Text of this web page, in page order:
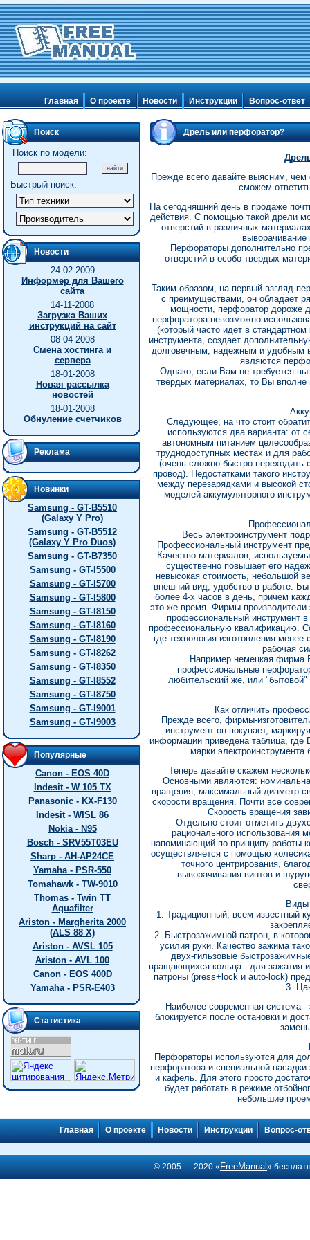
Главная О проекте Новости Инструкции Вопрос-ответ
Поиск
Поиск по модели:
Быстрый поиск:
Новости
24-02-2009
Информер для Вашего
сайта
14-11-2008
Загрузка Ваших
инструкций на сайт
08-04-2008
Смена хостинга и
сервера
18-01-2008
Новая рассылка
новостей
18-01-2008
Обнуление счетчиков
Реклама
Новинки
Samsung - GT-B5510
(Galaxy Y Pro)
Samsung - GT-B5512
(Galaxy Y Pro Duos)
Samsung - GT-B7350
Samsung - GT-I5500
Samsung - GT-I5700
Samsung - GT-I5800
Samsung - GT-I8150
Samsung - GT-I8160
Samsung - GT-I8190
Samsung - GT-I8262
Samsung - GT-I8350
Samsung - GT-I8552
Samsung - GT-I8750
Samsung - GT-I9001
Samsung - GT-I9003
Популярные
Canon - EOS 40D
Indesit - W 105 TX
Panasonic - KX-F130
Indesit - WISL 86
Nokia - N95
Bosch - SRV55T03EU
Sharp - AH-AP24CE
Yamaha - PSR-550
Tomahawk - TW-9010
Thomas - Twin TT
Aquafilter
Ariston - Margherita 2000
(ALS 88 X)
Ariston - AVSL 105
Ariston - AVL 100
Canon - EOS 400D
Yamaha - PSR-E403
Статистика
Дрель или перфоратор?
Прежде всего давайте выясним,
сможем
На сегодняшний день в продаже
действия. С помощью такой дрели
отверстий в различных
выворачивание
Перфораторы дополнительно
отверстий в особо твердых
Таким образом, на первый взгляд
с преимуществами, он обладает
мощности, перфоратор дороже
перфоратора невозможно
(который часто идет в
инструмента, создает
долговечным, надежным и удобным
являются
Однако, если Вам не требуется
твердых материалах, то Вы вполне
Следующее, на что стоит
используются два варианта: от
автономным питанием
труднодоступных местах и для
(очень сложно быстро переходить
провод). Недостатками такого
между перезарядками и высокой
моделей аккумуляторного
Весь электроинструмент
Профессиональный инструмент
Качество материалов,
существенно повышает его
невысокая стоимость, небольшой
внешний вид, удобство в работе.
более 4-х часов в день, причем
это же время. Фирмы-производители
профессиональный инструмент
профессиональную квалификацию.
где технология изготовления
рабочая
Например немецкая фирма
профессиональные
любительский же, или "бытовой"
Как отличить
Прежде всего, фирмы-
инструмент он покупает,
информации приведена таблица, где
марки
Теперь давайте скажем
Основными являются:
вращения, максимальный диаметр
скорости вращения. Почти все
Скорость вращения
Отдельно стоит отметить
рационального использования
напоминающий по принципу работы
осуществляется с помощью
точного центрирования,
выворачивания винтов и
Виды
1. Традиционный, всем известный
2. Быстрозажимной патрон, в
усилия руки. Качество зажима
двух-гильзовые
вращающихся кольца - для зажатия
патроны (press+lock и auto-lock)
3.
Наиболее современная система
блокируется после остановки и
Перфораторы используются для
перфоратора и специальной
и кафель. Для этого просто
будет работать в режиме
небольшие
Главная О проекте Новости Инструкции Вопрос-
© 2005 — 2020 « FreeManual»